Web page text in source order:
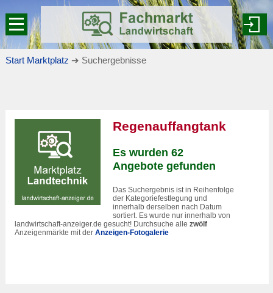
Start Marktplatz ➔ Suchergebnisse
Regenauffangtank
Es wurden 62
Angebote gefunden
Das Suchergebnis ist in Reihenfolge
der Kategoriefestlegung und
innerhalb derselben nach Datum
sortiert. Es wurde nur innerhalb von
landwirtschaft-anzeiger.de gesucht! Durchsuche alle zwölf
Anzeigenmärkte mit der Anzeigen-Fotogalerie